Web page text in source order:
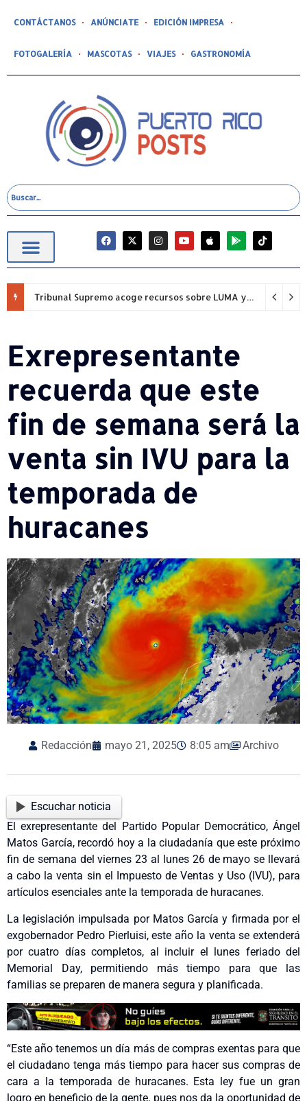
CONTÁCTANOS ANÚNCIATE EDICIÓN IMPRESA
FOTOGALERÍA MASCOTAS VIAJES GASTRONOMÍA
Tribunal Supremo acoge recursos sobre LUMA y la empresa defenderá su posición
Exrepresentante
recuerda que este
fin de semana será la
venta sin IVU para la
temporada de
huracanes
Redacción mayo 21, 2025 8:05 am Archivo
Escuchar noticia
El exrepresentante del Partido Popular Democrático, Ángel
Matos García, recordó hoy a la ciudadanía que este próximo
fin de semana del viernes 23 al lunes 26 de mayo se llevará
a cabo la venta sin el Impuesto de Ventas y Uso (IVU), para
artículos esenciales ante la temporada de huracanes.
La legislación impulsada por Matos García y firmada por el
exgobernador Pedro Pierluisi, este año la venta se extenderá
por cuatro días completos, al incluir el lunes feriado del
Memorial Day, permitiendo más tiempo para que las
familias se preparen de manera segura y planificada.
“Este año tenemos un día más de compras exentas para que
el ciudadano tenga más tiempo para hacer sus compras de
cara a la temporada de huracanes. Esta ley fue un gran
logro en beneficio de la gente, pues nos da la oportunidad de